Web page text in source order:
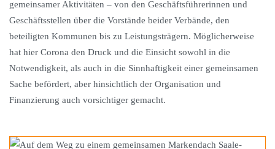
gemeinsamer Aktivitäten – von den Geschäftsführerinnen und
Geschäftsstellen über die Vorstände beider Verbände, den
beteiligten Kommunen bis zu Leistungsträgern. Möglicherweise
hat hier Corona den Druck und die Einsicht sowohl in die
Notwendigkeit, als auch in die Sinnhaftigkeit einer gemeinsamen
Sache befördert, aber hinsichtlich der Organisation und
Finanzierung auch vorsichtiger gemacht.